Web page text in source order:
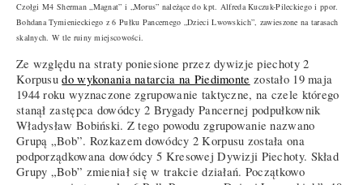
Czołgi M4 Sherman „Magnat” i „Morus” należące do kpt. Alfreda Kuczuk-Pileckiego i ppor.
Bohdana Tymienieckiego z 6 Pułku Pancernego „Dzieci Lwowskich”, zawieszone na tarasach
skalnych. W tle ruiny miejscowości.
Ze względu na straty poniesione przez dywizje piechoty 2
Korpusudo wykonania natarcia na Piedimonte zostało 19 maja
1944 roku wyznaczone zgrupowanie taktyczne, na czele którego
stanął zastępca dowódcy 2 Brygady Pancernej podpułkownik
Władysław Bobiński. Z tego powodu zgrupowanie nazwano
Grupą „Bob”. Rozkazem dowódcy 2 Korpusu została ona
podporządkowana dowódcy 5 Kresowej Dywizji Piechoty. Skład
Grupy „Bob” zmieniał się w trakcie działań. Początkowo